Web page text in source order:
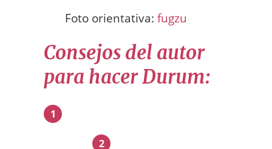
Foto orientativa: fugzu
Consejos del autor
para hacer Durum:
1
2